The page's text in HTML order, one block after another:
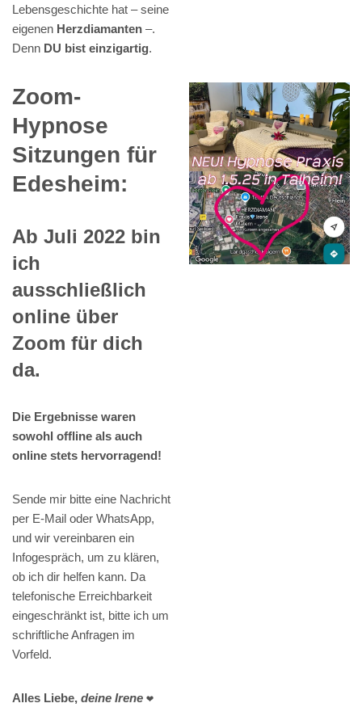
Lebensgeschichte hat – seine
eigenen Herzdiamanten –.
Denn DU bist einzigartig.
Zoom-
Hypnose
Sitzungen für
Edesheim:
Ab Juli 2022 bin
ich
ausschließlich
online über
Zoom für dich
da.
Die Ergebnisse waren
sowohl offline als auch
online stets hervorragend!
Sende mir bitte eine Nachricht
per E-Mail oder WhatsApp,
und wir vereinbaren ein
Infogespräch, um zu klären,
ob ich dir helfen kann. Da
telefonische Erreichbarkeit
eingeschränkt ist, bitte ich um
schriftliche Anfragen im
Vorfeld.
Alles Liebe, deine Irene ❤️